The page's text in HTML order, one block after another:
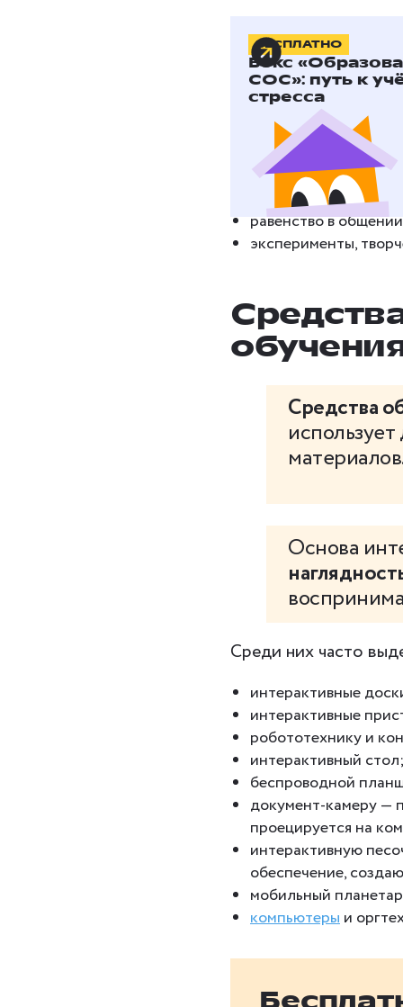
БЕСПЛАТНО
Бокс
СОС»: путь к
стресса
Интерактивное
активности и
процесс и ищут
равенство в
эксперименты,
Средства
Основа
Среди них часто
интерактивные
интерактивные
робототехнику и
интерактивный
беспроводной
документ-камеру —
проецируется на
интерактивную
обеспечение,
мобильный
компьютерыи